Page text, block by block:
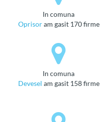
in comuna
Oprisoram gasit 170 firme
in comuna
Devesel am gasit 158 firme